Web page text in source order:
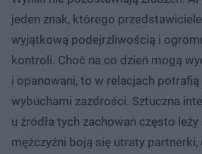
jeden znak, którego
wyjątkową podejrzliwością i
kontroli. Choć na co dzień mogą
i opanowani, to w relacjach potrafią
wybuchami zazdrości. Sztuczna
u źródła tych zachowań często
mężczyźni boją się utraty partnerki,